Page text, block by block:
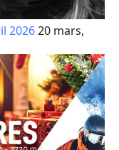
202620 mars,